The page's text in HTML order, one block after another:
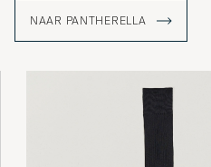
NAAR PANTHERELLA